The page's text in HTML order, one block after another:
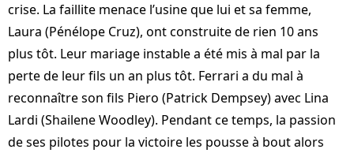
crise. La faillite menace l’usine que lui et sa femme,
Laura (Pénélope Cruz), ont construite de rien 10 ans
plus tôt. Leur mariage instable a été mis à mal par la
perte de leur fils un an plus tôt. Ferrari a du mal à
reconnaître son fils Piero (Patrick Dempsey) avec Lina
Lardi (Shailene Woodley). Pendant ce temps, la passion
de ses pilotes pour la victoire les pousse à bout alors